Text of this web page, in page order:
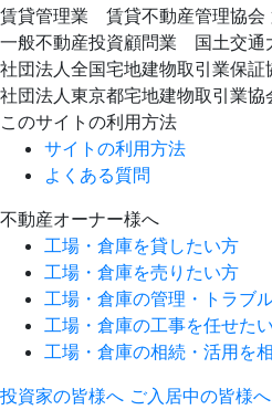
賃貸管理業 賃貸不動産管理協会
一般不動産投資顧問業 国土交通
社団法人全国宅地建物取引業保証
社団法人東京都宅地建物取引業協
このサイトの利用方法
サイトの利用方法
よくある質問
不動産オーナー様へ
工場・倉庫を貸したい方
工場・倉庫を売りたい方
工場・倉庫の管理・トラブ
工場・倉庫の工事を任せた
工場・倉庫の相続・活用を
投資家の皆様へ ご入居中の皆様へ